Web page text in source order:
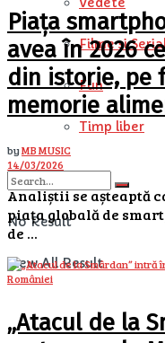
Filme si
Fun
Timp liber
No Result
View All Result
Piața
avea în 2026
din istorie, pe
memorie
byMB MUSIC
14/03/2026
Analiștii se așteaptă
piața globală de
de ...
„Atacul de la